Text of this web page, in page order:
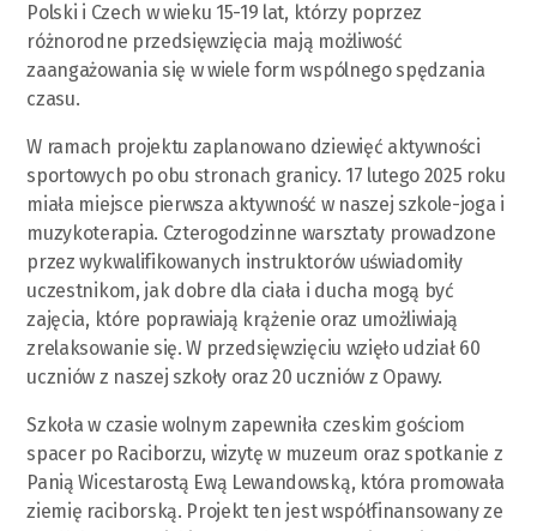
Polski i Czech w wieku 15-19 lat, którzy poprzez
różnorodne przedsięwzięcia mają możliwość
zaangażowania się w wiele form wspólnego spędzania
czasu.
W ramach projektu zaplanowano dziewięć aktywności
sportowych po obu stronach granicy. 17 lutego 2025 roku
miała miejsce pierwsza aktywność w naszej szkole-joga i
muzykoterapia. Czterogodzinne warsztaty prowadzone
przez wykwalifikowanych instruktorów uświadomiły
uczestnikom, jak dobre dla ciała i ducha mogą być
zajęcia, które poprawiają krążenie oraz umożliwiają
zrelaksowanie się. W przedsięwzięciu wzięło udział 60
uczniów z naszej szkoły oraz 20 uczniów z Opawy.
Szkoła w czasie wolnym zapewniła czeskim gościom
spacer po Raciborzu, wizytę w muzeum oraz spotkanie z
Panią Wicestarostą Ewą Lewandowską, która promowała
ziemię raciborską. Projekt ten jest współfinansowany ze